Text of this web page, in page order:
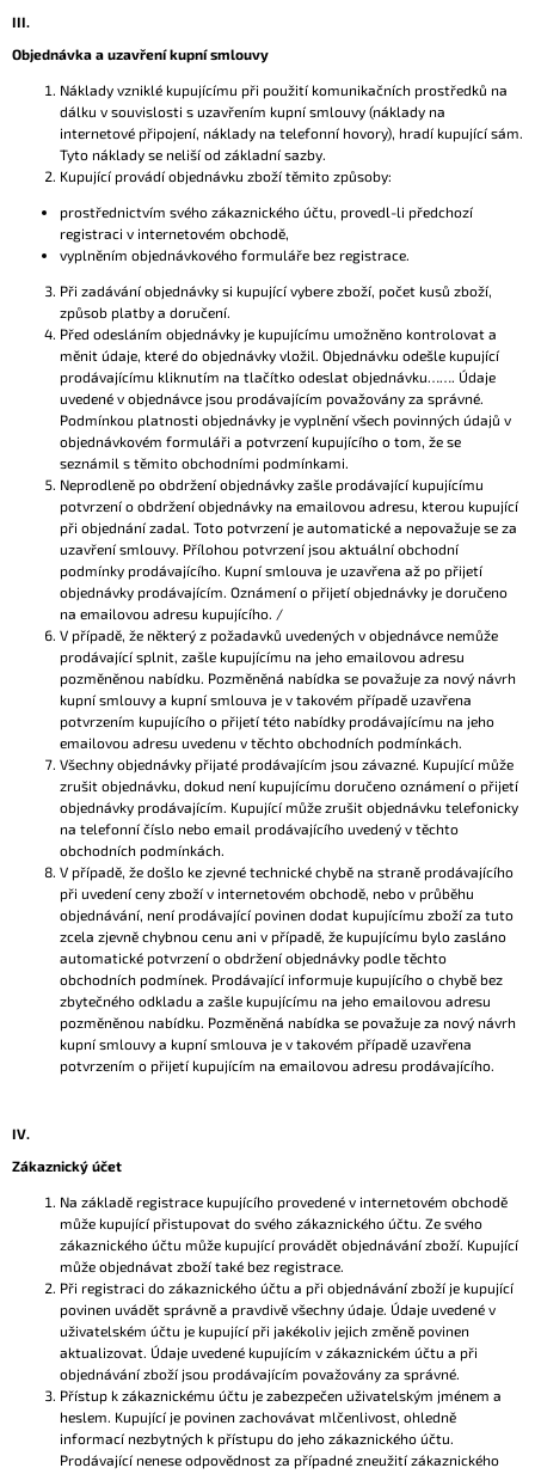
III.
Objednávka a uzavření kupní smlouvy
Náklady vzniklé kupujícímu při použití komunikačních prostředků na
dálku v souvislosti s uzavřením kupní smlouvy (náklady na
internetové připojení, náklady na telefonní hovory), hradí kupující sám.
Tyto náklady se neliší od základní sazby.
Kupující provádí objednávku zboží těmito způsoby:
prostřednictvím svého zákaznického účtu, provedl-li předchozí
registraci v internetovém obchodě,
vyplněním objednávkového formuláře bez registrace.
Při zadávání objednávky si kupující vybere zboží, počet kusů zboží,
způsob platby a doručení.
Před odesláním objednávky je kupujícímu umožněno kontrolovat a
měnit údaje, které do objednávky vložil. Objednávku odešle kupující
prodávajícímu kliknutím na tlačítko odeslat objednávku……. Údaje
uvedené v objednávce jsou prodávajícím považovány za správné.
Podmínkou platnosti objednávky je vyplnění všech povinných údajů v
objednávkovém formuláři a potvrzení kupujícího o tom, že se
seznámil s těmito obchodními podmínkami.
Neprodleně po obdržení objednávky zašle prodávající kupujícímu
potvrzení o obdržení objednávky na emailovou adresu, kterou kupující
při objednání zadal. Toto potvrzení je automatické a nepovažuje se za
uzavření smlouvy. Přílohou potvrzení jsou aktuální obchodní
podmínky prodávajícího. Kupní smlouva je uzavřena až po přijetí
objednávky prodávajícím. Oznámení o přijetí objednávky je doručeno
na emailovou adresu kupujícího. /
V případě, že některý z požadavků uvedených v objednávce nemůže
prodávající splnit, zašle kupujícímu na jeho emailovou adresu
pozměněnou nabídku. Pozměněná nabídka se považuje za nový návrh
kupní smlouvy a kupní smlouva je v takovém případě uzavřena
potvrzením kupujícího o přijetí této nabídky prodávajícímu na jeho
emailovou adresu uvedenu v těchto obchodních podmínkách.
Všechny objednávky přijaté prodávajícím jsou závazné. Kupující může
zrušit objednávku, dokud není kupujícímu doručeno oznámení o přijetí
objednávky prodávajícím. Kupující může zrušit objednávku telefonicky
na telefonní číslo nebo email prodávajícího uvedený v těchto
obchodních podmínkách.
V případě, že došlo ke zjevné technické chybě na straně prodávajícího
při uvedení ceny zboží v internetovém obchodě, nebo v průběhu
objednávání, není prodávající povinen dodat kupujícímu zboží za tuto
zcela zjevně chybnou cenu ani v případě, že kupujícímu bylo zasláno
automatické potvrzení o obdržení objednávky podle těchto
obchodních podmínek. Prodávající informuje kupujícího o chybě bez
zbytečného odkladu a zašle kupujícímu na jeho emailovou adresu
pozměněnou nabídku. Pozměněná nabídka se považuje za nový návrh
kupní smlouvy a kupní smlouva je v takovém případě uzavřena
potvrzením o přijetí kupujícím na emailovou adresu prodávajícího.
IV.
Zákaznický účet
Na základě registrace kupujícího provedené v internetovém obchodě
může kupující přistupovat do svého zákaznického účtu. Ze svého
zákaznického účtu může kupující provádět objednávání zboží. Kupující
může objednávat zboží také bez registrace.
Při registraci do zákaznického účtu a při objednávání zboží je kupující
povinen uvádět správně a pravdivě všechny údaje. Údaje uvedené v
uživatelském účtu je kupující při jakékoliv jejich změně povinen
aktualizovat. Údaje uvedené kupujícím v zákaznickém účtu a při
objednávání zboží jsou prodávajícím považovány za správné.
Přístup k zákaznickému účtu je zabezpečen uživatelským jménem a
heslem. Kupující je povinen zachovávat mlčenlivost, ohledně
informací nezbytných k přístupu do jeho zákaznického účtu.
Prodávající nenese odpovědnost za případné zneužití zákaznického